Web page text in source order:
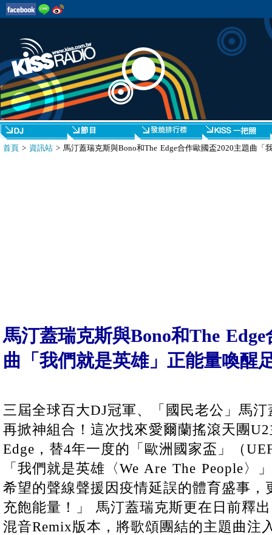
首頁 > 資訊站 > 馬汀蓋瑞克斯與Bono和The Edge合作歐國盃2020主題曲「
馬汀蓋瑞克斯與Bono和The
曲「我們就是英雄」正能量喚醒
三屆全球百大DJ冠軍、「國民老公」馬
再掀神組合！這次找來愛爾蘭搖滾天團
Edge，替4年一度的「歐洲國家盃」（
「我們就是英雄〈We Are The People〉
希望的聲線聲援因疫情延誤的體育盛事，
充飽能量！」 馬汀蓋瑞克斯更在日前釋
混音Remix版本，將歌頌團結的主題曲注